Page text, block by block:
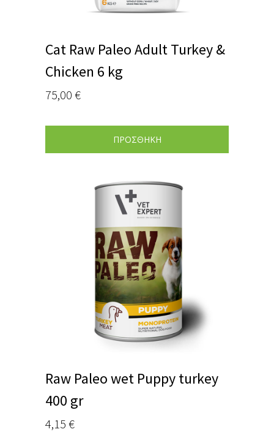
Cat Raw Paleo Adult Turkey &
Chicken 6 kg
75,00 €
ΠΡΟΣΘΗΚΗ
Raw Paleo wet Puppy turkey
400 gr
4,15 €